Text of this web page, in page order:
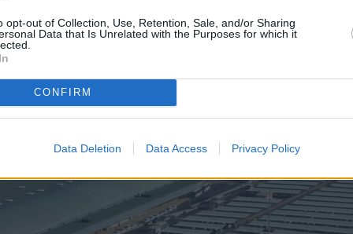
opt-out of Collection, Use, Retention, Sale, and/or Sharing
Data that Is Unrelated with the Purposes for which it
CONFIRM
Data Deletion Data Access Privacy Policy